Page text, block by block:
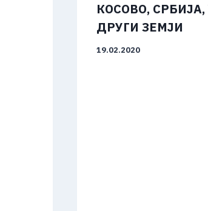
КОСОВО,
ДРУГИ ЗЕМЈИ
19.02.2020